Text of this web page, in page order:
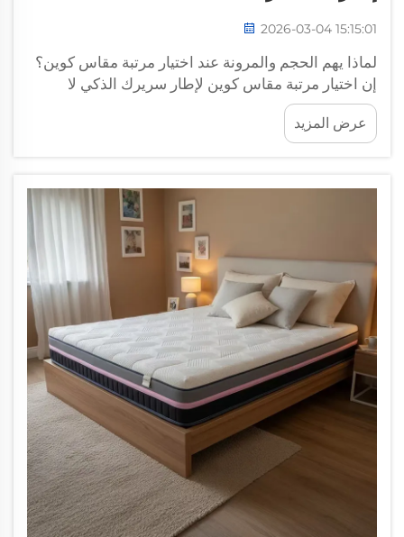
2026-03-04 15:15:01
لماذا يهم الحجم والمرونة عند اختيار مرتبة مقاس كوين؟
إن اختيار مرتبة مقاس كوين لإطار سريرك الذكي لا
يقتصر فقط على أخذ أي مرتبة قياسية عشوائية، بل
يتطلب التأكد من أن المرتبة قادرة على مواكبة الميزات
الذكية لإطار السرير...
عرض المزيد